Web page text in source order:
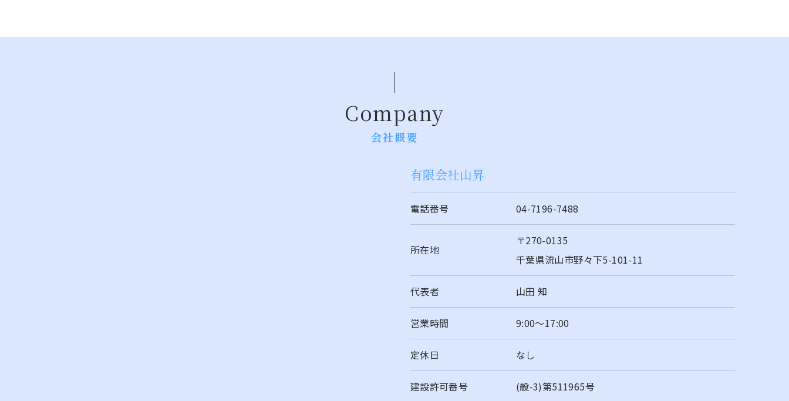
会社概要
Company
有限会社山昇
電話番号 04-7196-7488
所在地
〒270-0135
千葉県流山市野々下5-101-11
代表者 山田 知
営業時間 9:00～17:00
定休日 なし
建設許可番号 (般-3)第511965号
お問い合わせはこちら